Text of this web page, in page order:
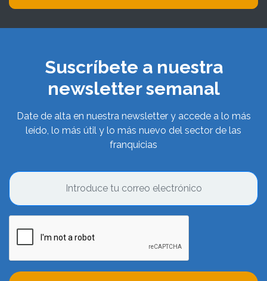
Suscríbete a nuestra
newsletter semanal
Date de alta en nuestra newsletter y accede a lo más
leído, lo más útil y lo más nuevo del sector de las
franquicias